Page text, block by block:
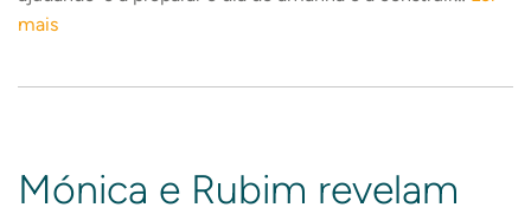
mais
Mónica e Rubim revelam